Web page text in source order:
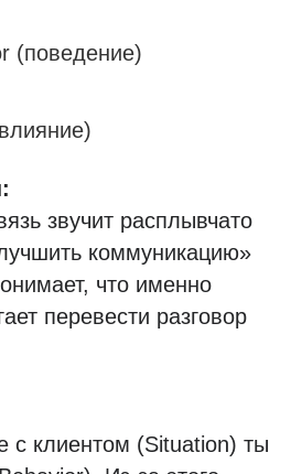
(поведение)
звучит расплывчато
коммуникацию»
что именно
перевести разговор
с клиентом (Situation) ты